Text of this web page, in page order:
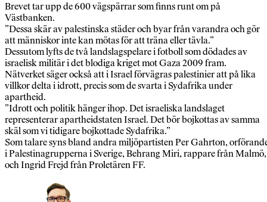
Brevet tar upp de 600 vägspärrar som finns runt om på
Västbanken.
”Dessa skär av palestinska städer och byar från varandra och gör
att människor inte kan mötas för att träna eller tävla.”
Dessutom lyfts de två landslagspelare i fotboll som dödades av
israelisk militär i det blodiga kriget mot Gaza 2009 fram.
Nätverket säger också att i Israel förvägras palestinier att på lika
villkor delta i idrott, precis som de svarta i Sydafrika under
apartheid.
”Idrott och politik hänger ihop. Det israeliska landslaget
representerar apartheidstaten Israel. Det bör bojkottas av samma
skäl som vi tidigare bojkottade Sydafrika.”
Som talare syns bland andra miljöpartisten Per Gahrton,
i Palestinagrupperna i Sverige, Behrang Miri, rappare från Malmö,
och Ingrid Frejd från Proletären FF.